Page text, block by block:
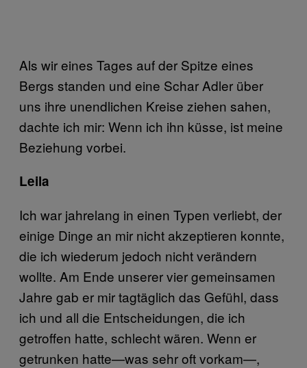
Als wir eines Tages auf der Spitze eines
Bergs standen und eine Schar Adler über
uns ihre unendlichen Kreise ziehen sahen,
dachte ich mir: Wenn ich ihn küsse, ist meine
Beziehung vorbei.
Leila
Ich war jahrelang in einen Typen verliebt, der
einige Dinge an mir nicht akzeptieren konnte,
die ich wiederum jedoch nicht verändern
wollte. Am Ende unserer vier gemeinsamen
Jahre gab er mir tagtäglich das Gefühl, dass
ich und all die Entscheidungen, die ich
getroffen hatte, schlecht wären. Wenn er
getrunken hatte—was sehr oft vorkam—,